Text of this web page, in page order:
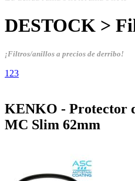
DESTOCK >
¡Filtros/anillos a precios de derribo!
1 23
KENKO - Protector
MC Slim 62mm